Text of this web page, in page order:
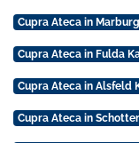
Cupra Ateca in
Cupra Ateca in Fulda
Cupra Ateca in Alsfeld
Cupra Ateca in